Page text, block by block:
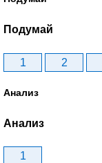
Подумай
1 2
Анализ
Анализ
1